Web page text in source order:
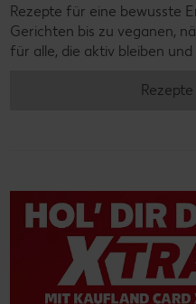
Rezepte für eine bewusste
Gerichten bis zu veganen,
für alle, die aktiv bleiben